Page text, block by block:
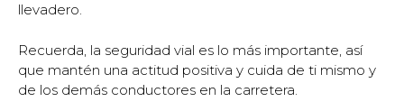
llevadero.
Recuerda, la seguridad vial es lo más importante, así
que mantén una actitud positiva y cuida de ti mismo y
de los demás conductores en la carretera.